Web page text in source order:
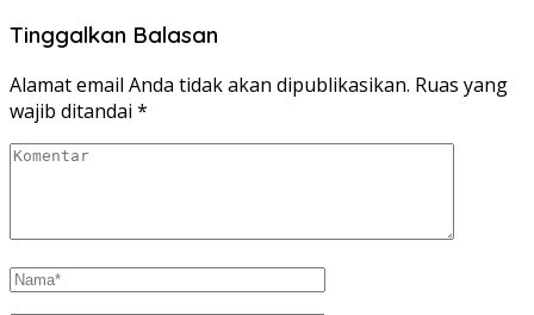
Tinggalkan Balasan
Alamat email Anda tidak akan dipublikasikan. Ruas yang
wajib ditandai *